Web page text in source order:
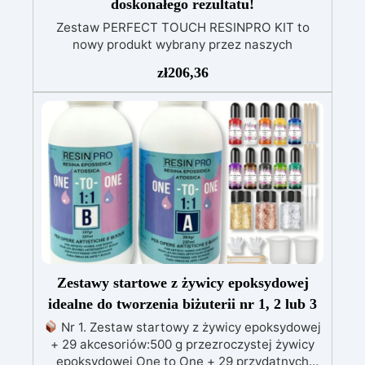
doskonałego rezultatu!
Zestaw PERFECT TOUCH RESINPRO KIT to
nowy produkt wybrany przez naszych
prace żywiczne. Od teraz wszystkie kwestie
związane z polerowaniem, satynowaniem,
szlifowaniem i obróbką zgrubną nie będą już
problemem dzięki temu innowacyjnemu i
unikalnemu na rynku zestawowi! Aby zaspokoić
wszystkie Twoje potrzeby, zestaw jest
podzielony na 3 sekcje, które można również
kupić osobno: ZESTAW DO SZURKOWANIA:
Idealny dla każdego, kto chce nadać kształt
swojemu przedmiotowi, składa się z 4
siatkowych krążków „Mirka”, które ułatwiają
zasysanie pyłu żywicznego gwarantując
milimetrową precyzję: 120, 240, 320, 400.
ZESTAW SATYNOWYCH WYKOŃCZEŃ: Idealny
dla każdego, kto preferuje matową
powierzchnię, składa się z 4 krążków o
ziarnistości specjalnie dobranej do satynowania
zł206,36
Zestawy startowe z żywicy epoksydowej
idealne do tworzenia biżuterii nr 1, 2 lub 3
Nr 1. Zestaw startowy z żywicy epoksydowej
+ 29 akcesoriów:500 g przezroczystej żywicy
epoksydowej One to One + 29 przydatnych